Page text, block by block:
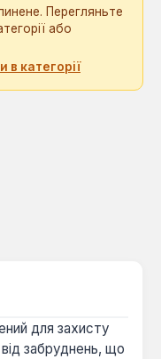
Перегляньте
або
в категорії
для захисту
забруднень, що